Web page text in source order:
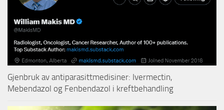
Gjenbruk av antiparasittmedisiner: Ivermectin,
Mebendazol og Fenbendazol i kreftbehandling